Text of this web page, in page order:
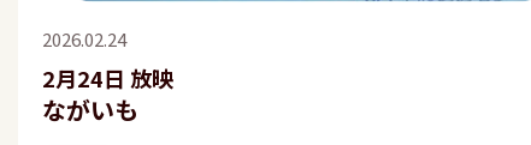
2026.02.24
2月24日 放映
ながいも